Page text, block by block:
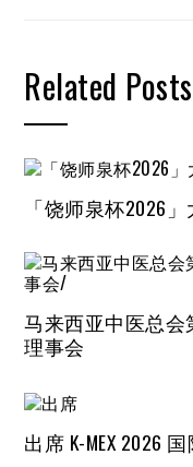
Related Posts
「饶师泉杯2026
马来西亚中医总会
理事会
出席 K-MEX 2026